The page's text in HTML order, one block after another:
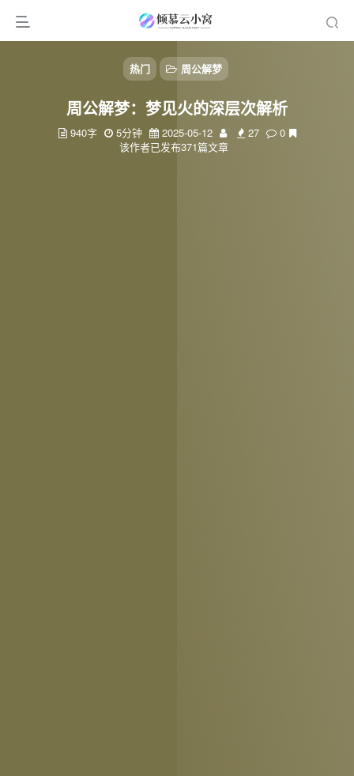
热门 周公解梦
周公解梦：梦见火的深层次解析
940字 5分钟 2025-05-12 27
0
该作者已发布371篇文章